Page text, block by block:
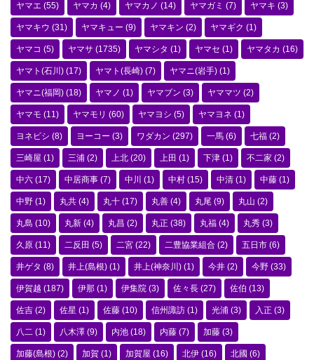
ヤマエ (55) ヤマカ (4) ヤマカノ (14) ヤマガミ (7) ヤマキ (3)
ヤマキウ (31) ヤマキュー (9) ヤマキン (2) ヤマギク (1)
ヤマコ (5) ヤマサ (1735) ヤマシタ (1) ヤマセ (1) ヤマタカ (16)
ヤマト(石川) (17) ヤマト(長崎) (7) ヤマニ(岩手) (1)
ヤマニ(福岡) (18) ヤマノ (1) ヤマブン (3) ヤママツ (2)
ヤマモ (11) ヤマモリ (60) ヤマヨシ (5) ヤマヨネ (1)
ヨネビシ (8) ヨーコー (3) ワダカン (297) 一馬 (6) 七福 (2)
三崎屋 (1) 三浦 (2) 上北 (20) 上田 (1) 下津 (1) 不二家 (2)
中六 (17) 中居商事 (7) 中川 (1) 中村 (15) 中清 (1) 中藤 (1)
中野 (1) 丸共 (4) 丸十 (17) 丸善 (4) 丸尾 (9) 丸山 (2)
丸島 (10) 丸新 (4) 丸昌 (2) 丸正 (38) 丸福 (4) 丸秀 (3)
久原 (11) 二反田 (5) 二宮 (22) 二豊協業組合 (2) 五日市 (6)
井ゲタ (8) 井上(島根) (1) 井上(神奈川) (1) 今井 (2) 今野 (33)
伊賀越 (187) 伊那 (1) 伊集院 (3) 佐々長 (27) 佐伯 (13)
佐吉 (2) 佐星 (1) 佐藤 (10) 信州諏訪 (1) 光浦 (3) 入正 (3)
八二 (1) 八木澤 (9) 内池 (18) 内藤 (7) 加藤 (3)
加藤(島根) (2) 加賀 (1) 加賀屋 (16) 北伊 (16) 北國 (6)